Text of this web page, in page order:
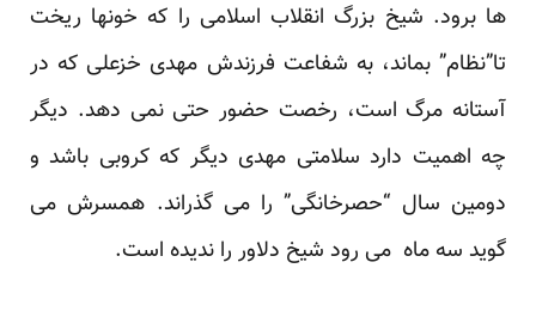
ها برود. شیخ بزرگ انقلاب اسلامی را که خونها ریخت
تا”نظام” بماند، به شفاعت فرزندش مهدی خزعلی که در
آستانه مرگ است، رخصت حضور حتی نمی دهد. دیگر
چه اهمیت دارد سلامتی مهدی دیگر که کروبی باشد و
دومین سال “حصرخانگی” را می گذراند. همسرش می
گوید سه ماه می رود شیخ دلاور را ندیده است.